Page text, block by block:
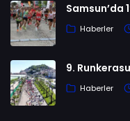
Samsun’da
Haberler
9.
Haberler